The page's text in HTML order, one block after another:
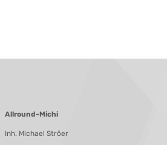
Allround-Michi
Inh. Michael Ströer